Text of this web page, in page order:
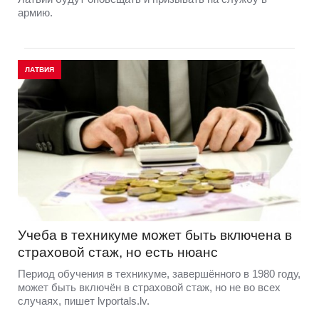
армию.
ЛАТВИЯ
Учеба в техникуме может быть включена в
страховой стаж, но есть нюанс
Период обучения в техникуме, завершённого в 1980 году,
может быть включён в страховой стаж, но не во всех
случаях, пишет lvportals.lv.